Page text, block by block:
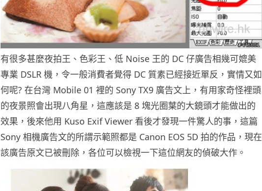
有很多甚麼夜拍王、色彩王、低 Noise 王的 DC 仔廣告相幾可媲美
專業 DSLR 機，令一般消費者覺得 DC 質素已經接近單反，實情又如
何呢? 在台灣 Mobile 01 裡的 Sony TX9 廣告文上，有用家奇怪裡頭
的夜景照會出現八角星，這應該是 8 塊光圈葉的大鏡頭才能做出的
效果，後來他用 Kuso Exif Viewer 看後才發現一件驚人的事，這篇
Sony 相機廣告文的所謂示範照都是 Canon EOS 5D 拍的作品，現在
該廣告原文已被刪除，各位可以檢視一下這位網友的偵破大作。